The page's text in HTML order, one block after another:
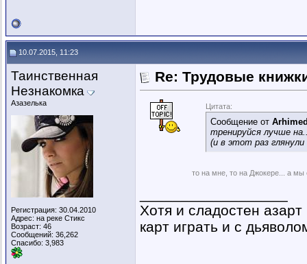
10.07.2015, 11:23
Таинственная
Незнакомка
Азазелька
Регистрация: 30.04.2010
Адрес: на реке Стикс
Возраст: 46
Сообщений: 36,262
Спасибо: 3,983
Re: Трудовые
Цитата:
Сообщение от
тренируйся лучше
(и в этот раз
то на мне, то на Джокере... а мы
Хотя и сладостен
карт играть и с